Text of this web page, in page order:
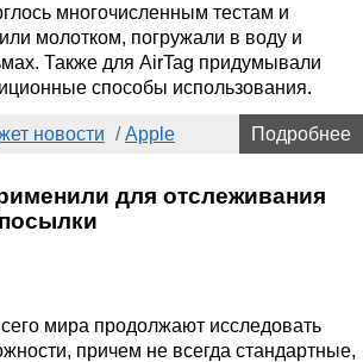
многочисленным тестам и
молотком, погружали в воду и
Также для AirTag придумывали
способы использования.
новости /Apple Подробнее
для отслеживания
мира продолжают исследовать
причем не всегда стандартные,